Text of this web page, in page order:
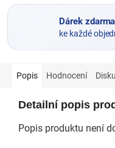
Dárek
ke každé
Popis Hodnocení
Detailní popis
Popis produktu není